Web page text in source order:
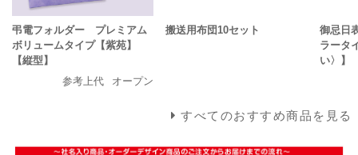
弔電フォルダー プレミアム
ボリュームタイプ【紫苑】
【縦型】
参考上代
オープン
搬送用布団10セット
御忌日
ラータ
い〉】
すべてのおすすめ商品を見る